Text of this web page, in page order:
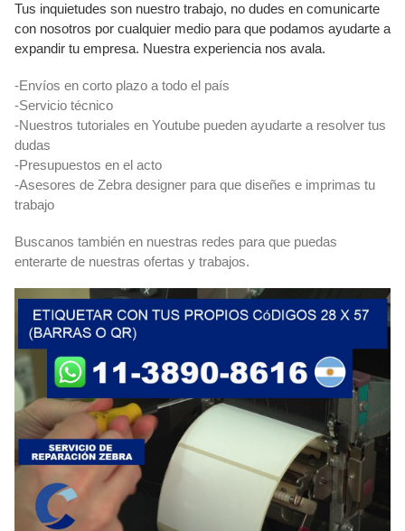
Tus inquietudes son nuestro trabajo, no dudes en comunicarte
con nosotros por cualquier medio para que podamos ayudarte a
expandir tu empresa. Nuestra experiencia nos avala.
-Envíos en corto plazo a todo el país
-Servicio técnico
-Nuestros tutoriales en Youtube pueden ayudarte a resolver tus
dudas
-Presupuestos en el acto
-Asesores de Zebra designer para que diseñes e imprimas tu
trabajo
Buscanos también en nuestras redes para que puedas
enterarte de nuestras ofertas y trabajos.